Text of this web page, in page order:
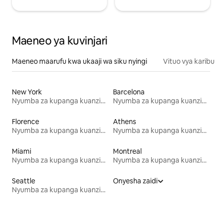
Maeneo ya kuvinjari
Maeneo maarufu kwa ukaaji wa siku nyingi Vituo vya karibu
New York
Nyumba za kupanga kuanzia mwezi mmoja
Barcelona
Nyumba za kupanga kuanzia mwezi mmoja
Florence
Nyumba za kupanga kuanzia mwezi mmoja
Athens
Nyumba za kupanga kuanzia mwezi mmoja
Miami
Nyumba za kupanga kuanzia mwezi mmoja
Montreal
Nyumba za kupanga kuanzia mwezi mmoja
Seattle
Nyumba za kupanga kuanzia mwezi mmoja
Onyesha zaidi